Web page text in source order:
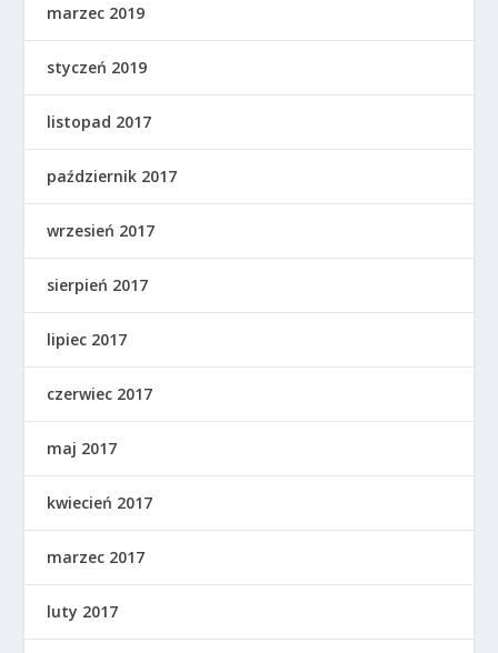
marzec 2019
styczeń 2019
listopad 2017
październik 2017
wrzesień 2017
sierpień 2017
lipiec 2017
czerwiec 2017
maj 2017
kwiecień 2017
marzec 2017
luty 2017